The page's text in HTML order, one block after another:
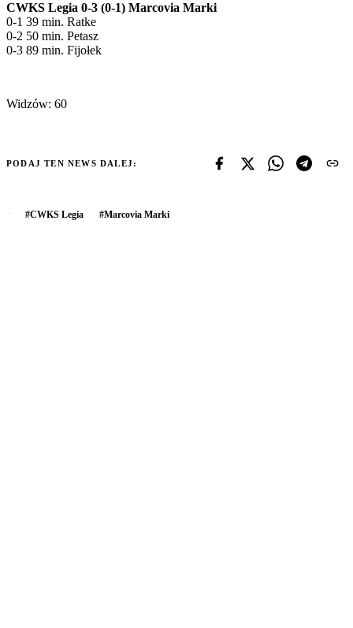
CWKS Legia 0-3 (0-1) Marcovia Marki
0-1 39 min. Ratke
0-2 50 min. Petasz
0-3 89 min. Fijołek
Widzów: 60
PODAJ TEN NEWS DALEJ:
#CWKS Legia #Marcovia Marki